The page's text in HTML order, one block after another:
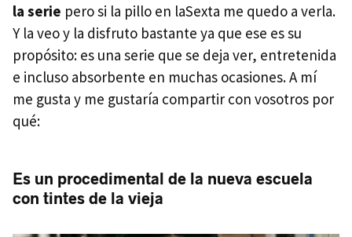
la serie pero si la pillo en laSexta me quedo a verla.
Y la veo y la disfruto bastante ya que ese es su
propósito: es una serie que se deja ver, entretenida
e incluso absorbente en muchas ocasiones. A mí
me gusta y me gustaría compartir con vosotros por
qué:
Es un procedimental de la nueva escuela
con tintes de la vieja